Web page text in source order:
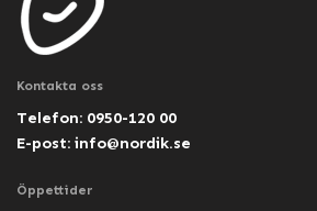
Kontakta oss
Telefon: 0950-120 00
E-post: info@nordik.se
Öppettider